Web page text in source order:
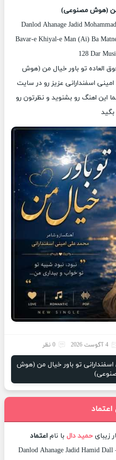
من (هوش مصنوعی)
Danlod Ahanage Jadid
Bavar-e Khiyal-e Man (Ai) Ba
128 Dar
فوق العاده تو باور خیال من (هوش
اسفندارانی عزیز رو در سایت
این اهنگ رو بشنوید و نظرتون رو
بگید
4 آگوست 2026 0 نظر
تو باور خیال من (هوش
زیبای حمید دال با نام اعتماد
Danlod Ahanage Jadid Hamid Dall